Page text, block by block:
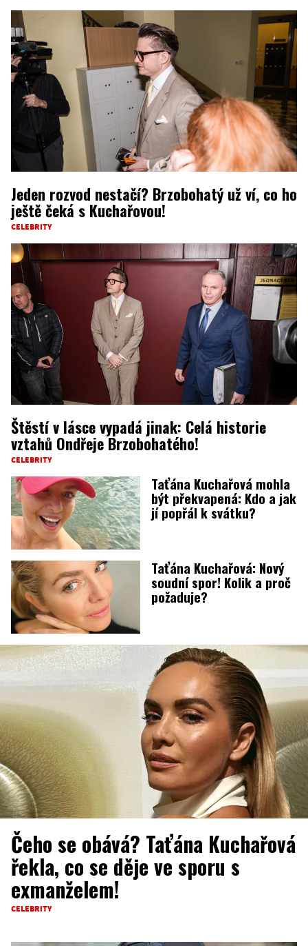
Jeden rozvod nestačí? Brzobohatý už ví, co ho
ještě čeká s Kuchařovou!
CELEBRITY
Štěstí v lásce vypadá jinak: Celá historie
vztahů Ondřeje Brzobohatého!
CELEBRITY
Taťána Kuchařová mohla
být překvapená: Kdo a jak
jí popřál k svátku?
Taťána Kuchařová: Nový
soudní spor! Kolik a proč
požaduje?
Čeho se obává? Taťána Kuchařová
řekla, co se děje ve sporu s
exmanželem!
CELEBRITY